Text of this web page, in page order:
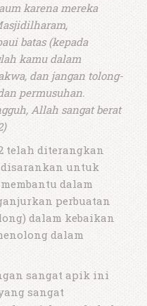
karena mereka
batas (kepada
kamu dalam
dan jangan tolong-
permusuhan.
Allah sangat berat
telah diterangkan
disarankan untuk
dalam
perbuatan
dalam kebaikan
dalam
sangat apik ini
sangat